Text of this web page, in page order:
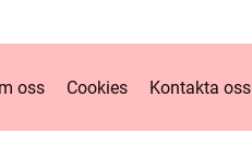
oss Cookies Kontakta oss